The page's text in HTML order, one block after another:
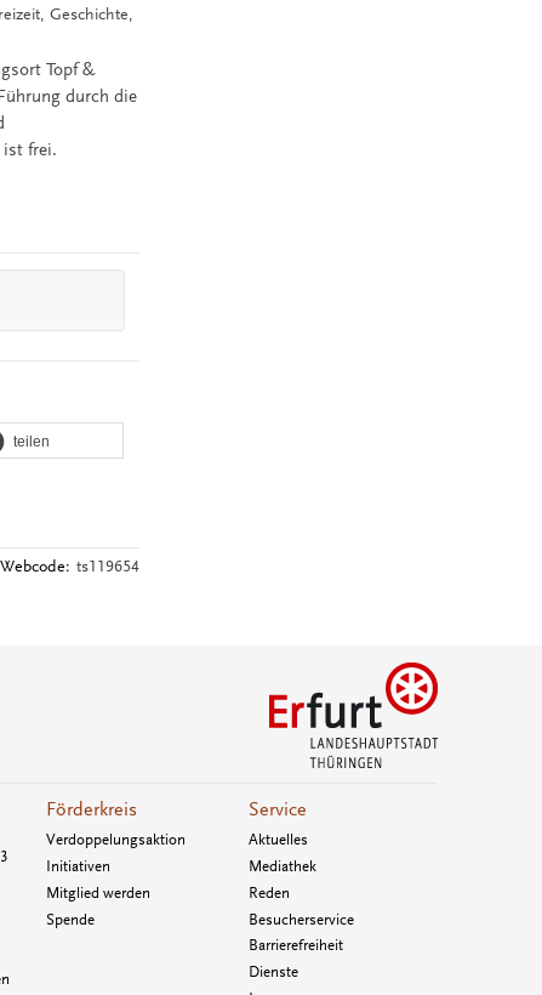
Geschichte,
Topf &
durch die
ist frei.
teilen
Webcode: ts119654
Förderkreis
Verdoppelungsaktion
Initiativen
Mitglied werden
Spende
Service
Aktuelles
Mediathek
Reden
Besucherservice
Barrierefreiheit
Dienste